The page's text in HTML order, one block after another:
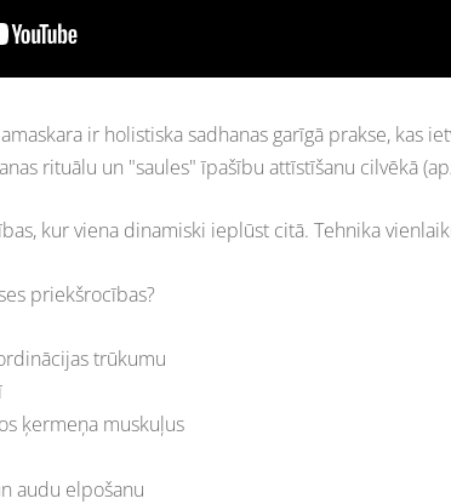
ir holistiska sadhanas garīgā prakse,
rituālu un "saules" īpašību attīstīšanu cilvēkā
kur viena dinamiski ieplūst citā. Tehnika
priekšrocības?
trūkumu
ķermeņa muskuļus
audu elpošanu